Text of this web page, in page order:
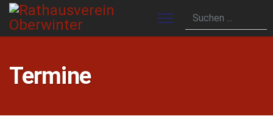
Termine